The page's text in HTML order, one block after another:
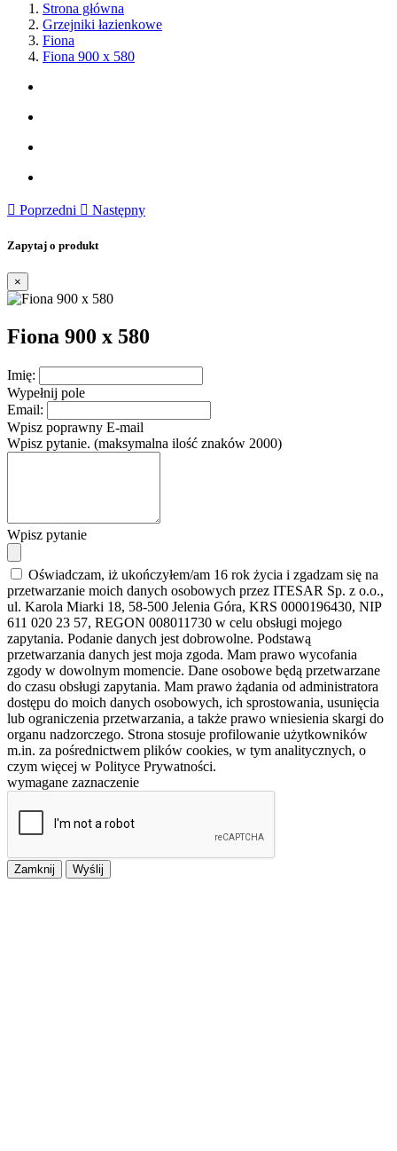
Strona główna
Grzejniki łazienkowe
Fiona
Fiona 900 x 580
 Poprzedni  Następny
Zapytaj o produkt
×
Fiona 900 x 580
Imię:
Wypełnij pole
Email:
Wpisz poprawny E-mail
Wpisz pytanie. (maksymalna ilość znaków 2000)
Wpisz pytanie
Oświadczam, iż ukończyłem/am 16 rok życia i zgadzam się na
przetwarzanie moich danych osobowych przez ITESAR Sp. z o.o.,
ul. Karola Miarki 18, 58-500 Jelenia Góra, KRS 0000196430, NIP
611 020 23 57, REGON 008011730 w celu obsługi mojego
zapytania. Podanie danych jest dobrowolne. Podstawą
przetwarzania danych jest moja zgoda. Mam prawo wycofania
zgody w dowolnym momencie. Dane osobowe będą przetwarzane
do czasu obsługi zapytania. Mam prawo żądania od administratora
dostępu do moich danych osobowych, ich sprostowania, usunięcia
lub ograniczenia przetwarzania, a także prawo wniesienia skargi do
organu nadzorczego. Strona stosuje profilowanie użytkowników
m.in. za pośrednictwem plików cookies, w tym analitycznych, o
czym więcej w Polityce Prywatności.
wymagane zaznaczenie
Zamknij Wyślij